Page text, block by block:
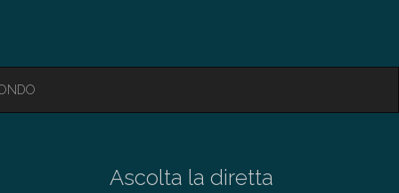
Ascolta la diretta